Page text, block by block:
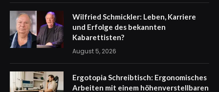
Wilfried Schmickler: Leben, Karriere
und Erfolge des bekannten
Kabarettisten?
August 5, 2026
Ergotopia Schreibtisch: Ergonomisches
Arbeiten mit einem höhenverstellbaren